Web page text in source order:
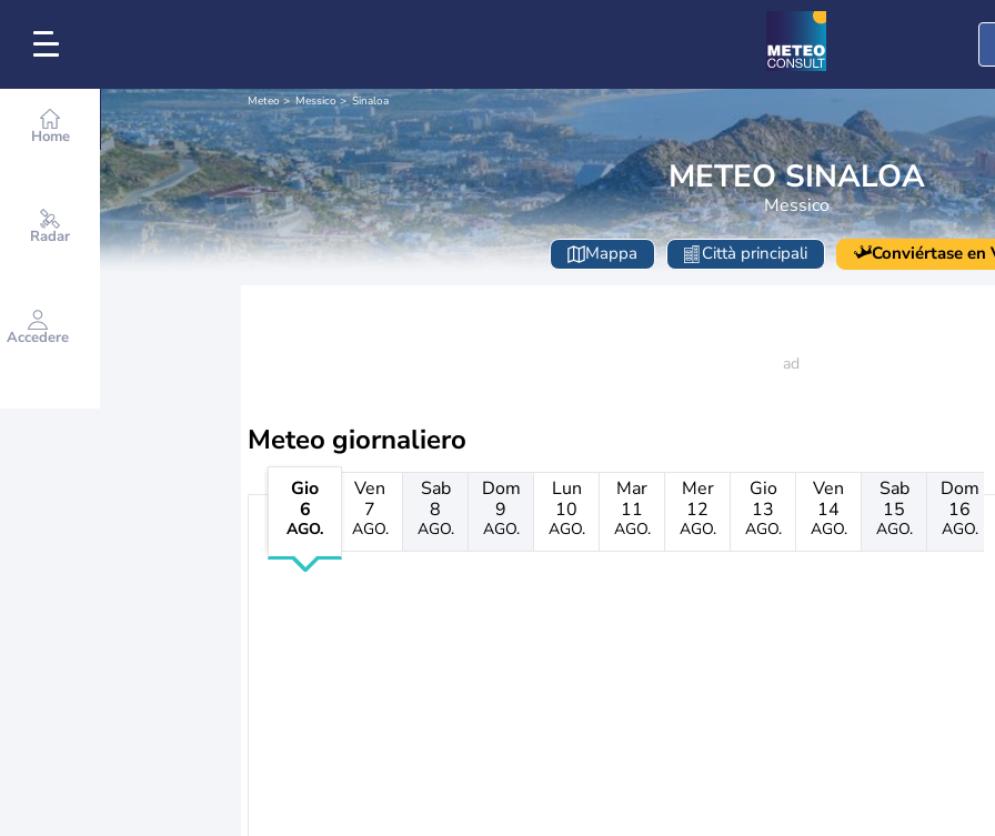
Home
Radar
Accedere
Meteo Messico Sinaloa
METEO SINALOA
Messico
Mappa Città principali Conviértase en
Meteo giornaliero
Gio
6
AGO.
Ven
7
AGO.
Sab
8
AGO.
Dom
9
AGO.
Lun
10
AGO.
Mar
11
AGO.
Mer
12
AGO.
Gio
13
AGO.
Ven
14
AGO.
Sab
15
AGO.
Dom
16
AGO.